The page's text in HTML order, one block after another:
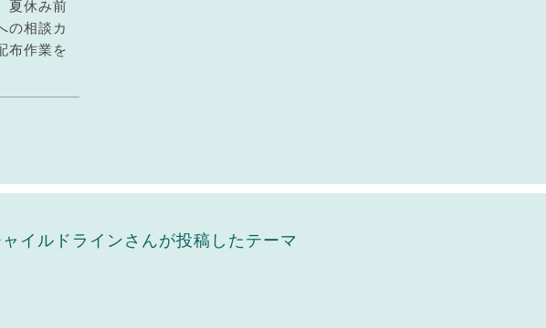
夏休み前
の相談カ
布作業を
イルドラインさんが投稿したテーマ